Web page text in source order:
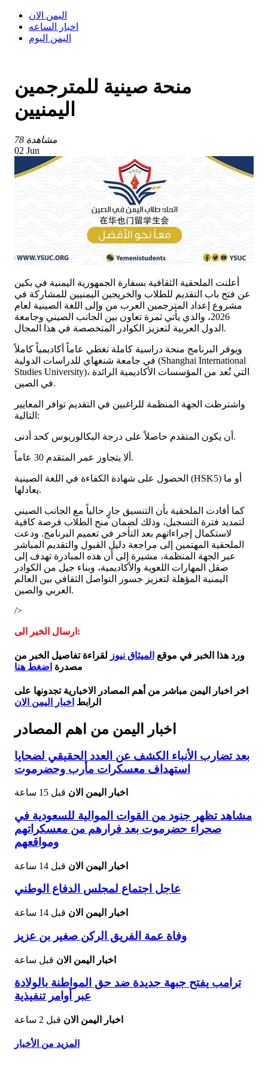
اليمن الان
اخبار الساعه
اليمن اليوم
منحة صينية للمترجمين
اليمنيين
78 مشاهدة
02 Jun
أعلنت الملحقية الثقافية بسفارة الجمهورية اليمنية في بكين
عن فتح باب التقديم للطلاب والخريجين اليمنيين للمشاركة في
مشروع إعداد المترجمين العرب من وإلى اللغة الصينية لعام
2026، والذي يأتي ثمرة تعاون بين الجانب الصيني وجامعة
الدول العربية لتعزيز الكوادر المتخصصة في هذا المجال.
​ويوفر البرنامج منحة دراسية كاملة تغطي عاماً أكاديمياً كاملاً
في جامعة شنغهاي للدراسات الدولية (Shanghai International
Studies University)، التي تُعد من المؤسسات الأكاديمية الرائدة
في الصين.
​واشترطت الجهة المنظمة للراغبين في التقديم توافر المعايير
التالية:
​أن يكون المتقدم حاصلاً على درجة البكالوريوس كحد أدنى.
​ألا يتجاوز عمر المتقدم 30 عاماً.
​الحصول على شهادة الكفاءة في اللغة الصينية (HSK5) أو ما
يعادلها.
​كما أفادت الملحقية بأن التنسيق جارٍ حالياً مع الجانب الصيني
لتمديد فترة التسجيل، وذلك لضمان منح الطلاب فرصة كافية
لاستكمال إجراءاتهم بعد التأخر في تعميم البرنامج. ودعت
الملحقية المهتمين إلى مراجعة دليل القبول والتقديم المباشر
عبر الجهة المنظمة، مشيرة إلى أن هذه المبادرة تهدف إلى
صقل المهارات اللغوية والأكاديمية، وبناء جيل من الكوادر
اليمنية المؤهلة لتعزيز جسور التواصل الثقافي بين العالم
العربي والصين.
/>
ارسال الخبر الى:
ورد هذا الخبر في موقع الميثاق نيوز لقراءة تفاصيل الخبر من
مصدرة اضغط هنا
اخر اخبار اليمن مباشر من أهم المصادر الاخبارية تجدونها على
الرابط اخبار اليمن الان
اخبار اليمن من اهم المصادر
بعد تضارب الأنباء الكشف عن العدد الحقيقي لضحايا
استهداف معسكرات مأرب وحضرموت
اخبار اليمن الان قبل 15 ساعة
مشاهد تظهر جنود من القوات الموالية للسعودية في
صحراء حضرموت بعد فرارهم من معسكراتهم
ومواقعهم
اخبار اليمن الان قبل 14 ساعة
عاجل اجتماع لمجلس الدفاع الوطني
اخبار اليمن الان قبل 14 ساعة
وفاة عمة الفريق الركن صغير بن عزيز
اخبار اليمن الان قبل ساعة
ترامب يفتح جبهة جديدة ضد حق المواطنة بالولادة
عبر أوامر تنفيذية
اخبار اليمن الان قبل 2 ساعة
المزيد من الأخبار